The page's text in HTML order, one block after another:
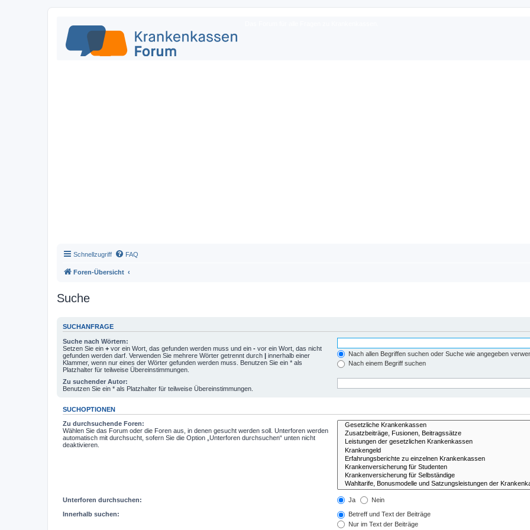
Schnellzugriff FAQ
Foren-Übersicht
Suche
SUCHANFRAGE
Suche nach Wörtern:
Setzen Sie ein + vor ein Wort, das gefunden werden muss und ein - vor ein Wort, das nicht
gefunden werden darf. Verwenden Sie mehrere Wörter getrennt durch | innerhalb einer
Klammer, wenn nur eines der Wörter gefunden werden muss. Benutzen Sie ein * als
Platzhalter für teilweise Übereinstimmungen.
Nach allen Begriffen suchen oder Suche wie angegeben
Nach einem Begriff suchen
Zu suchender Autor:
Benutzen Sie ein * als Platzhalter für teilweise Übereinstimmungen.
SUCHOPTIONEN
Zu durchsuchende Foren:
Wählen Sie das Forum oder die Foren aus, in denen gesucht werden soll. Unterforen werden
automatisch mit durchsucht, sofern Sie die Option „Unterforen durchsuchen“ unten nicht
deaktivieren.
Unterforen durchsuchen: Ja Nein
Innerhalb suchen:
Betreff und Text der Beiträge
Nur im Text der Beiträge